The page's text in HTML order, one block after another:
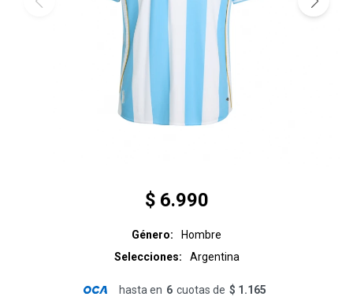
$ 6.990
Género
Hombre
Selecciones
Argentina
hasta en 6 cuotas de $ 1.165